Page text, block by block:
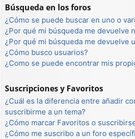
Búsqueda en los foros
¿Cómo se puede buscar en uno o
¿Por qué mi búsqueda me devuelve
¿Por qué mi búsqueda me devuelve
¿Cómo busco usuarios?
¿Como se puede encontrar mis
Suscripciones y Favoritos
¿Cuál es la diferencia entre añadir
suscribirme a un tema?
¿Cómo marcar Favoritos o
¿Cómo me suscribo a un foro